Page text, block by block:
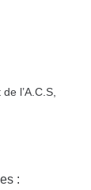
l’A.C.S,
: